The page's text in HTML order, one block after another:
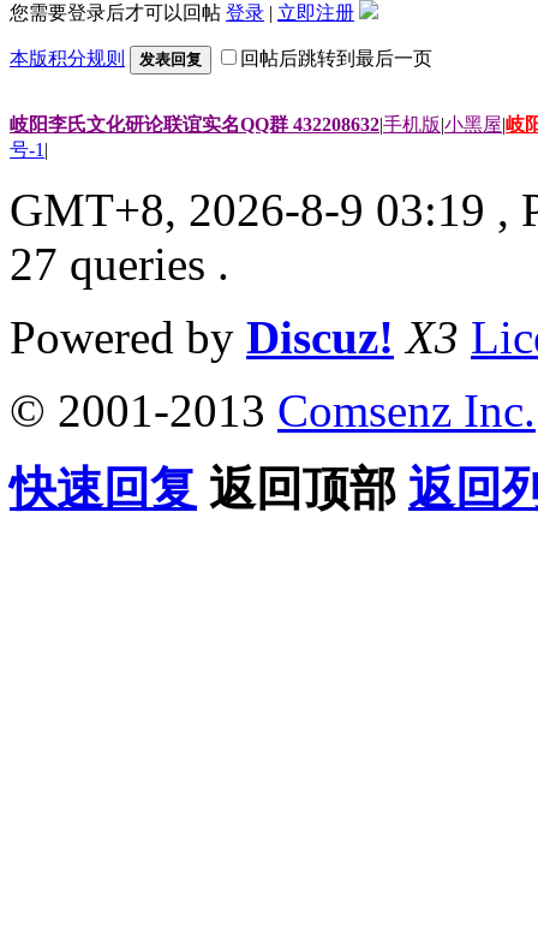
您需要登录后才可以回帖 登录 | 立即注册
本版积分规则 发表回复 回帖后跳转到最后一页
岐阳李氏文化研论联谊实名QQ群 432208632|手机版|小黑屋|岐
号-1 |
GMT+8, 2026-8-9 03:19 ,
27 queries .
Powered by Discuz! X3
© 2001-2013 Comsenz Inc.
快速回复 返回顶部 返回